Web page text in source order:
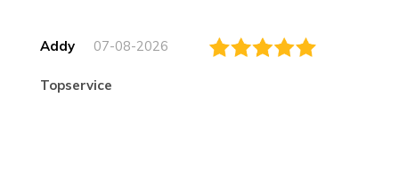
Addy 07-08-2026
topservice